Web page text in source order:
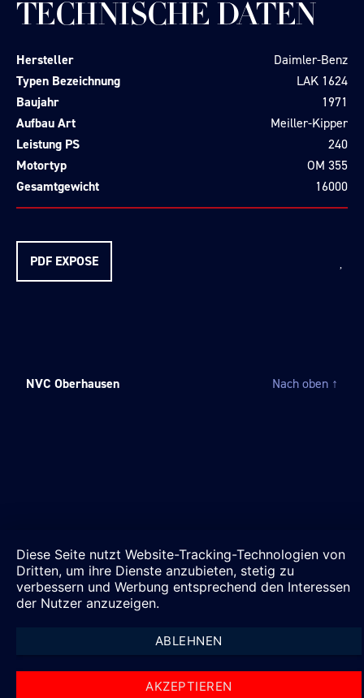
TECHNISCHE DATEN
Hersteller
Daimler-Benz
Typen Bezeichnung
LAK 1624
Baujahr
1971
Aufbau Art
Meiller-Kipper
Leistung PS
240
Motortyp
OM 355
Gesamtgewicht
16000
PDF EXPOSE
NVC Oberhausen Nach oben ↑
Diese Seite nutzt Website-Tracking-Technologien von
Dritten, um ihre Dienste anzubieten, stetig zu
verbessern und Werbung entsprechend den Interessen
der Nutzer anzuzeigen.
ABLEHNEN
AKZEPTIEREN